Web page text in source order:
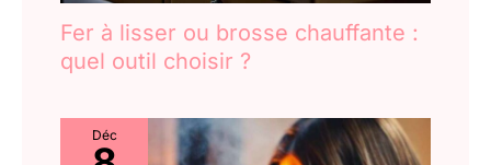
Fer à lisser ou brosse chauffante :
quel outil choisir ?
Déc